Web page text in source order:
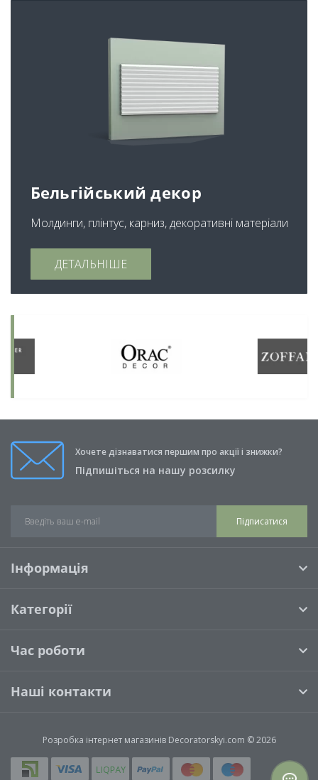
Бельгійський декор
Молдинги, плінтус, карниз, декоративні матеріали
ДЕТАЛЬНІШЕ
Хочете дізнаватися першим про акції і знижки?
Підпишіться на нашу розсилку
Підписатися
Інформація
Категорії
Час роботи
Наші контакти
Розробка інтернет магазинівDecoratorskyi.com © 2026